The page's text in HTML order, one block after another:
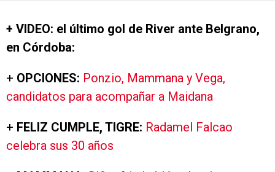
+ VIDEO: el último gol de River ante Belgrano,
en Córdoba:
+ OPCIONES: Ponzio, Mammana y Vega,
candidatos para acompañar a Maidana
+ FELIZ CUMPLE, TIGRE: Radamel Falcao
celebra sus 30 años